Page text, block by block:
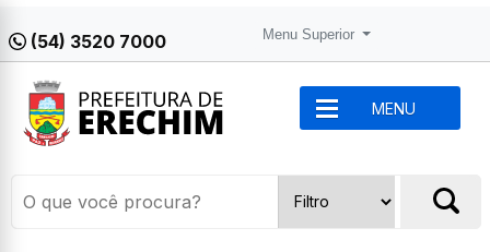
(54) 3520 7000 Menu Superior
MENU